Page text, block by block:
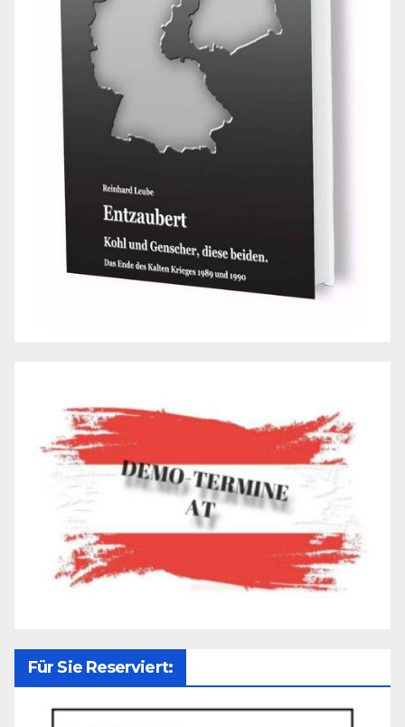
Für Sie Reserviert: